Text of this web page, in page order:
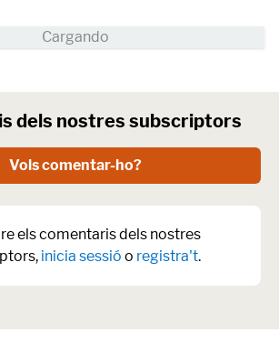
dels nostres subscriptors
Vols comentar-ho?
els comentaris dels nostres
inicia sessió o registra't.